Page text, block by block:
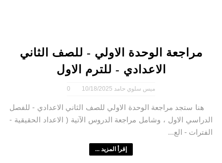
مراجعة الوحدة الاولي - للصف الثاني
الاعدادي - للترم الاول
ميس سلوي حامد 10/18/2025
0
هنا ستجد مراجعة الوحدة الاولي للصف الثاني الاعدادي - للفصل
الدراسي الاول ، وشامل مراجعة الدروس الآتية ( الاعداد الحقيقية -
الفترات - الع...
إقرأ المزيد ...